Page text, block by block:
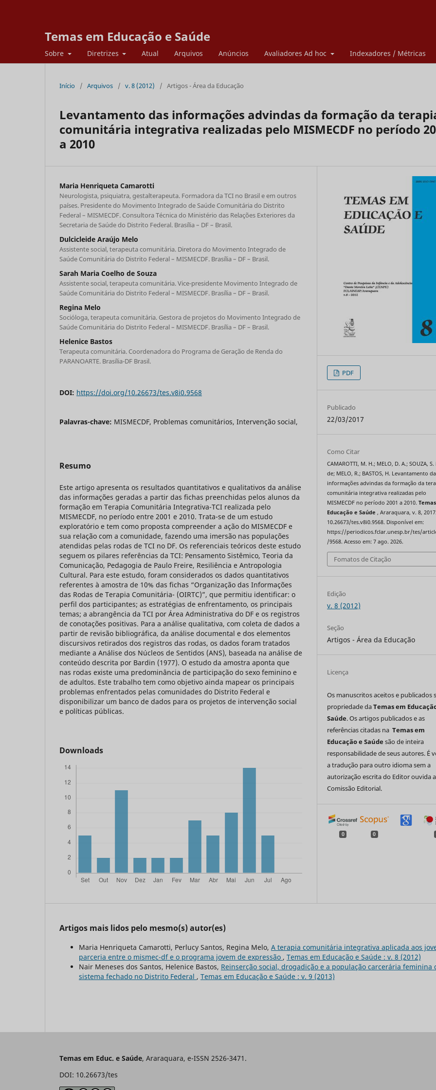
Temas em Educação e Saúde
Sobre Diretrizes Atual Arquivos Anúncios Avaliadores Ad hoc Indexadores / Métricas
Início / Arquivos / v. 8 (2012) / Artigos - Área da Educação
Levantamento das informações advindas da formação da
comunitária integrativa realizadas pelo MISMECDF no período
a 2010
Maria Henriqueta Camarotti
Neurologista, psiquiatra, gestalterapeuta. Formadora da TCI no Brasil e em outros
países. Presidente do Movimento Integrado de Saúde Comunitária do Distrito
Federal – MISMECDF. Consultora Técnica do Ministério das Relações Exteriores da
Secretaria de Saúde do Distrito Federal. Brasília – DF – Brasil.
Dulcicleide Araújo Melo
Assistente social, terapeuta comunitária. Diretora do Movimento Integrado de
Saúde Comunitária do Distrito Federal – MISMECDF. Brasília – DF – Brasil.
Sarah Maria Coelho de Souza
Assistente social, terapeuta comunitária. Vice-presidente Movimento Integrado de
Saúde Comunitária do Distrito Federal – MISMECDF. Brasília – DF – Brasil.
Regina Melo
Socióloga, terapeuta comunitária. Gestora de projetos do Movimento Integrado de
Saúde Comunitária do Distrito Federal – MISMECDF. Brasília – DF – Brasil.
Helenice Bastos
Terapeuta comunitária. Coordenadora do Programa de Geração de Renda do
PARANOARTE. Brasília-DF Brasil.
DOI: https://doi.org/10.26673/tes.v8i0.9568
Palavras-chave: MISMECDF, Problemas comunitários, Intervenção social,
Resumo
Este artigo apresenta os resultados quantitativos e qualitativos da análise
das informações geradas a partir das fichas preenchidas pelos alunos da
formação em Terapia Comunitária Integrativa-TCI realizada pelo
MISMECDF, no período entre 2001 e 2010. Trata-se de um estudo
exploratório e tem como proposta compreender a ação do MISMECDF e
sua relação com a comunidade, fazendo uma imersão nas populações
atendidas pelas rodas de TCI no DF. Os referenciais teóricos deste estudo
seguem os pilares referências da TCI: Pensamento Sistêmico, Teoria da
Comunicação, Pedagogia de Paulo Freire, Resiliência e Antropologia
Cultural. Para este estudo, foram considerados os dados quantitativos
referentes à amostra de 10% das fichas “Organização das Informações
das Rodas de Terapia Comunitária- (OIRTC)”, que permitiu identificar: o
perfil dos participantes; as estratégias de enfrentamento, os principais
temas; a abrangência da TCI por Área Administrativa do DF e os registros
de conotações positivas. Para a análise qualitativa, com coleta de dados a
partir de revisão bibliográfica, da análise documental e dos elementos
discursivos retirados dos registros das rodas, os dados foram tratados
mediante a Análise dos Núcleos de Sentidos (ANS), baseada na análise de
conteúdo descrita por Bardin (1977). O estudo da amostra aponta que
nas rodas existe uma predominância de participação do sexo feminino e
de adultos. Este trabalho tem como objetivo ainda mapear os principais
problemas enfrentados pelas comunidades do Distrito Federal e
disponibilizar um banco de dados para os projetos de intervenção social
e políticas públicas.
Downloads
PDF
Publicado
22/03/2017
Como Citar
CAMAROTTI, M. H.; MELO, D. A.; SOUZA, S.
de; MELO, R.; BASTOS, H. Levantamento
informações advindas da formação da
comunitária integrativa realizadas pelo
MISMECDF no período 2001 a 2010.
Educação e Saúde, Araraquara, v. 8,
10.26673/tes.v8i0.9568. Disponível em:
https://periodicos.fclar.unesp.br/tes/
/9568. Acesso em: 7 ago. 2026.
Fomatos de Citação
Edição
v. 8 (2012)
Seção
Artigos - Área da Educação
Licença
Os manuscritos aceitos e publicados
propriedade daTemas em
Saúde. Os artigos publicados e as
referências citadas naTemas em
Educação e Saúde são de inteira
responsabilidade de seus autores. É
a tradução para outro idioma sem a
autorização escrita do Editor ouvida a
Comissão Editorial.
0 0
Artigos mais lidos pelo mesmo(s) autor(es)
Maria Henriqueta Camarotti, Perlucy Santos, Regina Melo, A terapia comunitária integrativa aplicada aos
parceria entre o mismec-df e o programa jovem de expressão , Temas em Educação e Saúde : v. 8 (2012)
Nair Meneses dos Santos, Helenice Bastos, Reinserção social, drogadição e a população carcerária feminina
sistema fechado no Distrito Federal , Temas em Educação e Saúde : v. 9 (2013)
Temas em Educ. e Saúde, Araraquara, e-ISSN 2526-3471.
DOI: 10.26673/tes